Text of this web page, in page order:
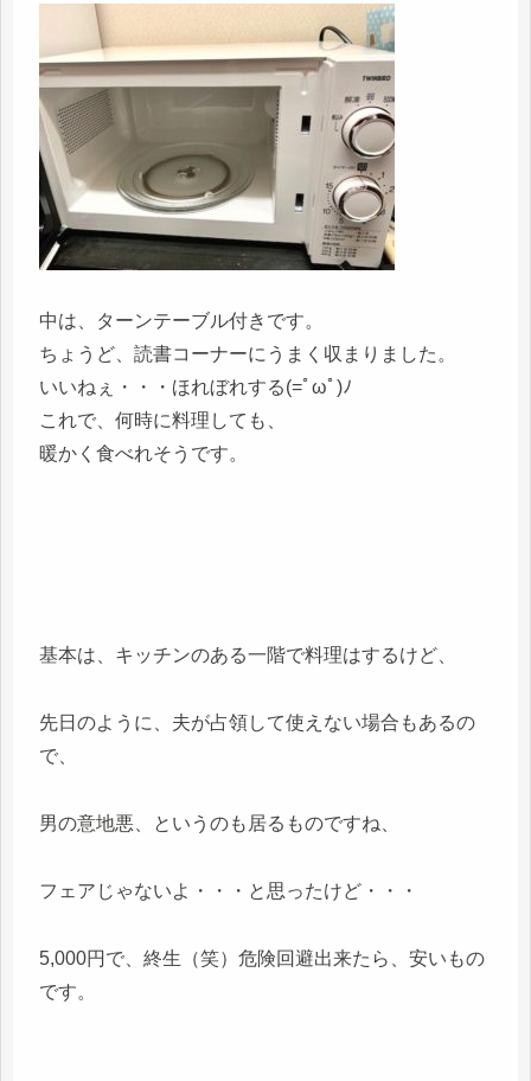
中は、ターンテーブル付きです。
ちょうど、読書コーナーにうまく収まりました。
いいねぇ・・・ほれぼれする(=ﾟωﾟ)ﾉ
これで、何時に料理しても、
暖かく食べれそうです。
基本は、キッチンのある一階で料理はするけど、
先日のように、夫が占領して使えない場合もあるの
で、
男の意地悪、というのも居るものですね、
フェアじゃないよ・・・と思ったけど・・・
5,000円で、終生（笑）危険回避出来たら、安いもの
です。